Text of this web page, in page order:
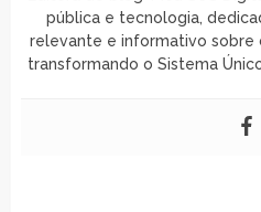
pública e tecnologia,
relevante e informativo sobre
transformando o Sistema